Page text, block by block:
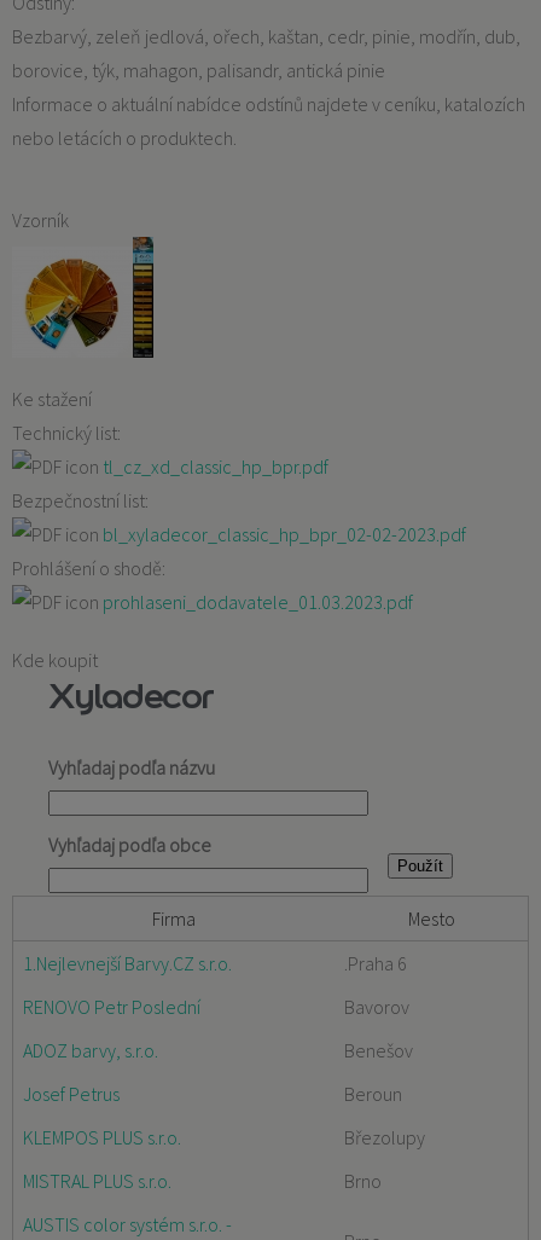
Bezbarvý, zeleň jedlová, ořech, kaštan, cedr, pinie, modřín, dub,
borovice, týk, mahagon, palisandr, antická pinie
Informace o aktuální nabídce odstínů najdete v ceníku, katalozích
nebo letácích o produktech.
Vzorník
Ke stažení
Technický list:
tl_cz_xd_classic_hp_bpr.pdf
Bezpečnostní list:
bl_xyladecor_classic_hp_bpr_02-02-2023.pdf
Prohlášení o shodě:
prohlaseni_dodavatele_01.03.2023.pdf
Kde koupit
Xyladecor
Vyhľadaj podľa názvu
Vyhľadaj podľa obce
Firma
Mesto
1.Nejlevnejší Barvy.CZ s.r.o.
.Praha 6
RENOVO Petr Poslední
Bavorov
ADOZ barvy, s.r.o.
Benešov
Josef Petrus
Beroun
KLEMPOS PLUS s.r.o.
Březolupy
MISTRAL PLUS s.r.o.
Brno
AUSTIS color systém s.r.o. -